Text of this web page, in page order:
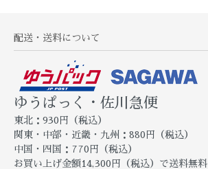
配送・送料について
ゆうぱっく・佐川急便
東北：930円（税込）
関東・中部・近畿・九州：880円（税込）
中国・四国：770円（税込）
お買い上げ金額14,300円（税込）で送料無料